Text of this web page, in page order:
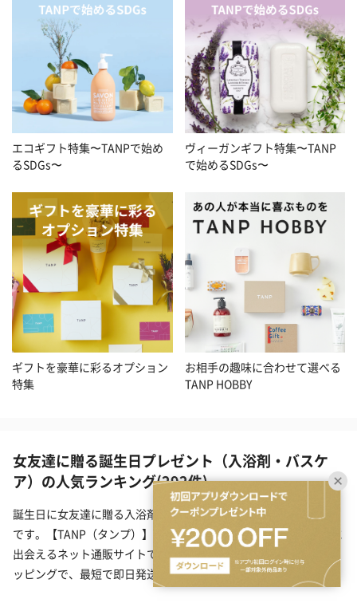
エコギフト特集〜TANPで始め
るSDGs〜
ヴィーガンギフト特集〜TANP
で始めるSDGs〜
ギフトを豪華に彩るオプション
特集
お相手の趣味に合わせて選べる
TANP HOBBY
女友達に贈る誕生日プレゼント（入浴剤・バスケ
ア）の人気ランキング(292件)
誕生日に女友達に贈る入浴剤・バスケアのプレゼント一覧(292件)
です。【TANP（タンプ）】は大切な日にぴったりな「ギフト」に
出会えるネット通販サイトです。こだわりの商品をこだわりのラ
ッピングで、最短で即日発送にてご対応いたします。